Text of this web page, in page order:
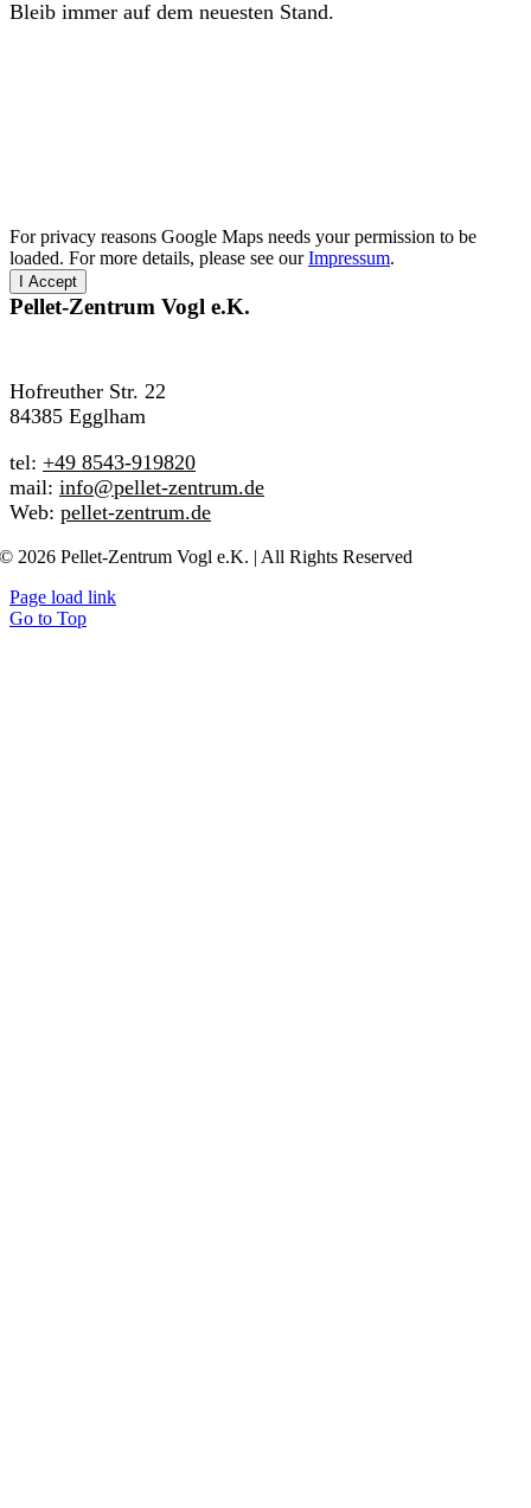
Bleib immer auf dem neuesten Stand.
For privacy reasons Google Maps needs your permission to be
loaded. For more details, please see ourImpressum.
I Accept
Pellet-Zentrum Vogl e.K.
Hofreuther Str. 22
84385 Egglham
tel: +49 8543-919820
mail: info@pellet-zentrum.de
Web: pellet-zentrum.de
© 2026 Pellet-Zentrum Vogl e.K. | All Rights Reserved
Page load link
Go to Top